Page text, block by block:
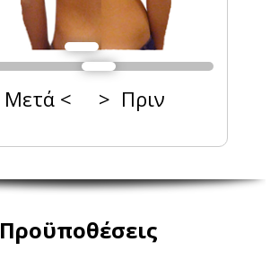
Μετά < > Πριν
Προϋποθέσεις